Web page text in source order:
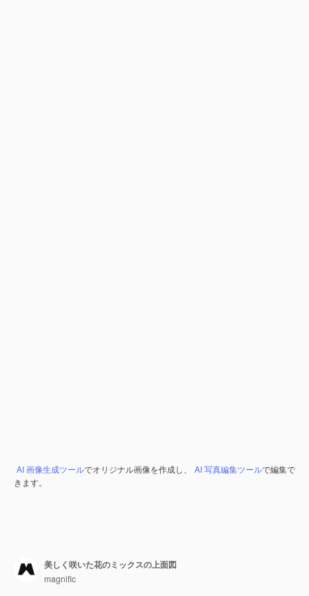
AI 画像生成ツールでオリジナル画像を作成し、 AI 写真編集ツールで編集で
きます。
美しく咲いた花のミックスの上面図
magnific